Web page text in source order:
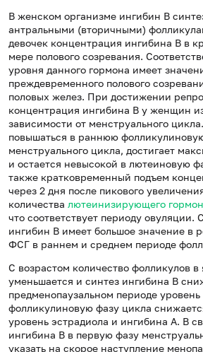
В женском организме ингибин В
антральными (вторичными)
девочек концентрация ингибина В в
мере полового созревания.
уровня данного гормона имеет
преждевременного полового
половых желез. При достижении
концентрация ингибина В у женщин
зависимости от менструального
повышаться в раннюю
менструального цикла, достигает
и остается невысокой в лютеиновую
также кратковременный подъем
через 2 дня после пикового
количества лютеинизирующего
что соответствует периоду овуляции.
ингибин В имеет большое значение в
ФСГ в раннем и среднем периоде
С возрастом количество фолликулов
уменьшается и синтез ингибина В
предменопаузальном периоде
фолликулиновую фазу цикла
уровень эстрадиола и ингибина А. В
ингибина В в первую фазу
указать на скорое наступление